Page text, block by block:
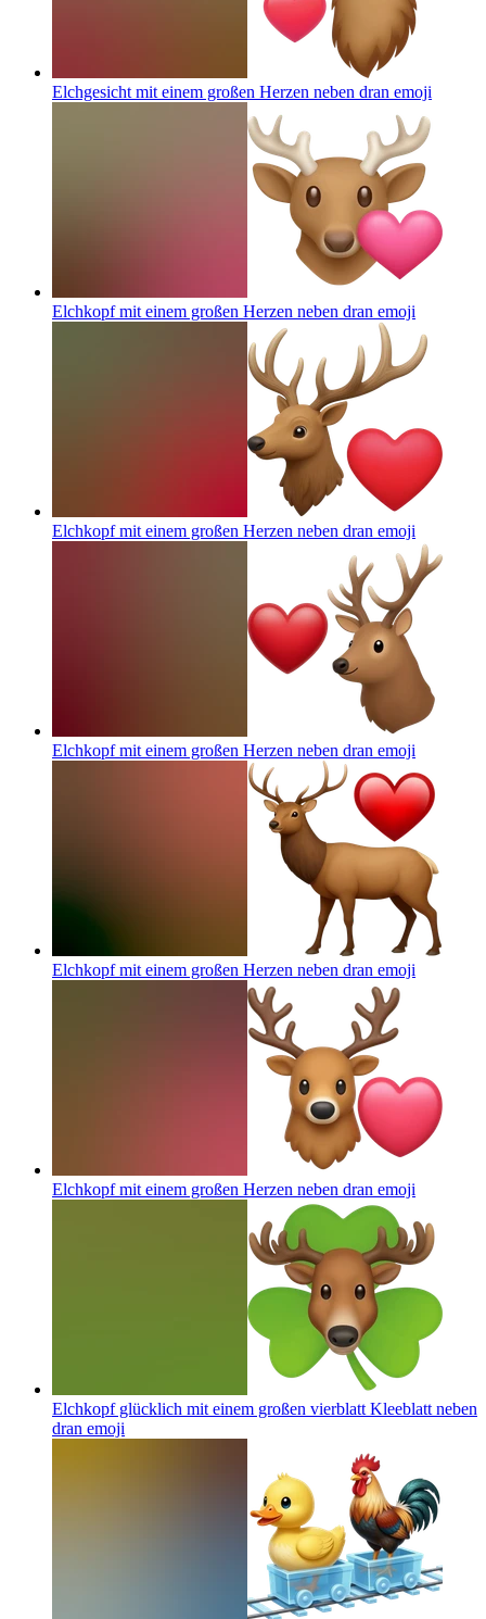
Elchgesicht mit einem großen Herzen neben dran emoji
Elchkopf mit einem großen Herzen neben dran emoji
Elchkopf mit einem großen Herzen neben dran emoji
Elchkopf mit einem großen Herzen neben dran emoji
Elchkopf mit einem großen Herzen neben dran emoji
Elchkopf mit einem großen Herzen neben dran emoji
Elchkopf glücklich mit einem großen vierblatt Kleeblatt neben
dran emoji